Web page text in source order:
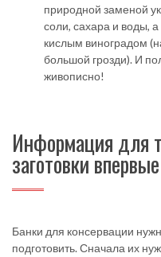
природной заменой
соли, сахара и воды,
кислым виноградом
большой грозди). И
живописно!
Информация для
заготовки впервые
Банки для консервации
подготовить. Сначала их